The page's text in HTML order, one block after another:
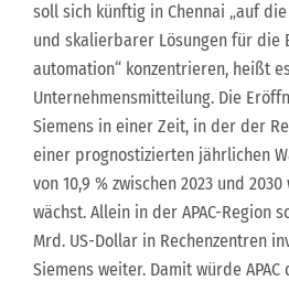
soll sich künftig in Chennai „auf
und skalierbarer Lösungen für die
automation“ konzentrieren, heißt
Unternehmensmitteilung. Die
Siemens in einer Zeit, in der der
einer prognostizierten jährlichen
von 10,9 % zwischen 2023 und
wächst. Allein in der APAC-Region
Mrd. US-Dollar in Rechenzentren
Siemens weiter. Damit würde